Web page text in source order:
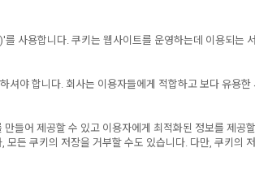
용합니다. 쿠키는 웹사이트를 운영하는데 이용되는
야 합니다. 회사는 이용자들에게 적합하고 보다 유용
들어 제공할 수 있고 이용자에게 최적화된 정보를 제공
든 쿠키의 저장을 거부할 수도 있습니다. 다만, 쿠키의